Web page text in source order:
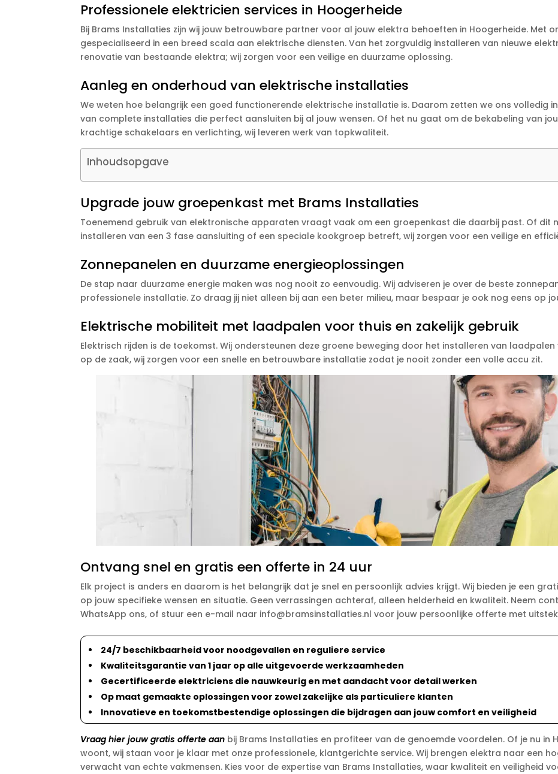
Professionele elektricien services in Hoogerheide
Bij Brams Installaties zijn wij jouw betrouwbare partner voor al jouw elektra behoeften in Hoogerheide. Met
gespecialiseerd in een breed scala aan elektrische diensten. Van het zorgvuldig installeren van nieuwe
renovatie van bestaande elektra; wij zorgen voor een veilige en duurzame oplossing.
Aanleg en onderhoud van elektrische installaties
We weten hoe belangrijk een goed functionerende elektrische installatie is. Daarom zetten we ons volledig
van complete installaties die perfect aansluiten bij al jouw wensen. Of het nu gaat om de bekabeling van
krachtige schakelaars en verlichting, wij leveren werk van topkwaliteit.
Inhoudsopgave
Upgrade jouw groepenkast met Brams Installaties
Toenemend gebruik van elektronische apparaten vraagt vaak om een groepenkast die daarbij past. Of dit
installeren van een 3 fase aansluiting of een speciale kookgroep betreft, wij zorgen voor een veilige en
Zonnepanelen en duurzame energieoplossingen
De stap naar duurzame energie maken was nog nooit zo eenvoudig. Wij adviseren je over de beste
professionele installatie. Zo draag jij niet alleen bij aan een beter milieu, maar bespaar je ook nog eens op
Elektrische mobiliteit met laadpalen voor thuis en zakelijk gebruik
Elektrisch rijden is de toekomst. Wij ondersteunen deze groene beweging door het installeren van
op de zaak, wij zorgen voor een snelle en betrouwbare installatie zodat je nooit zonder een volle accu zit.
Ontvang snel en gratis een offerte in 24 uur
Elk project is anders en daarom is het belangrijk dat je snel en persoonlijk advies krijgt. Wij bieden je een
op jouw specifieke wensen en situatie. Geen verrassingen achteraf, alleen helderheid en kwaliteit. Neem
WhatsApp ons, of stuur een e-mail naar info@bramsinstallaties.nl voor jouw persoonlijke offerte met
24/7 beschikbaarheid voor noodgevallen en reguliere service
Kwaliteitsgarantie van 1 jaar op alle uitgevoerde werkzaamheden
Gecertificeerde elektriciens die nauwkeurig en met aandacht voor detail werken
Op maat gemaakte oplossingen voor zowel zakelijke als particuliere klanten
Innovatieve en toekomstbestendige oplossingen die bijdragen aan jouw comfort en veiligheid
Vraag hier jouw gratis offerte aan bij Brams Installaties en profiteer van de genoemde voordelen. Of je nu in
woont, wij staan voor je klaar met onze professionele, klantgerichte service. Wij brengen elektra naar een
verwacht van echte vakmensen. Kies voor de expertise van Brams Installaties, waar kwaliteit en veiligheid